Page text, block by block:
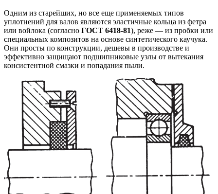
Одним из старейших, но все еще применяемых типов
уплотнений для валов являются эластичные кольца из фетра
или войлока (согласно ГОСТ 6418-81), реже — из пробки или
специальных композитов на основе синтетического каучука.
Они просты по конструкции, дешевы в производстве и
эффективно защищают подшипниковые узлы от вытекания
консистентной смазки и попадания пыли.